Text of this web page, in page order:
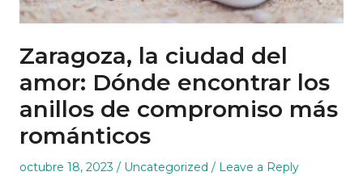
Zaragoza, la ciudad del
amor: Dónde encontrar los
anillos de compromiso más
románticos
Posted
octubre 18, 2023
Posted
Uncategorized Leave a Reply